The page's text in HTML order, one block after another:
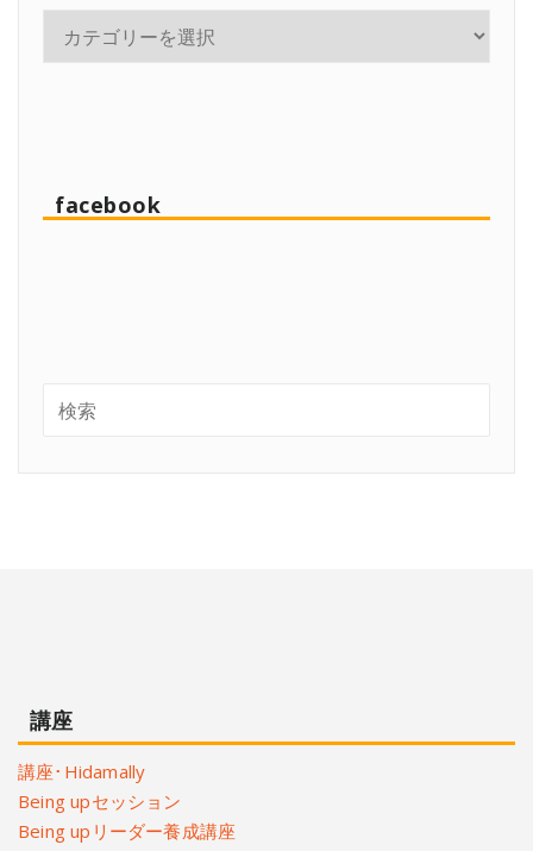
facebook
講座
講座･Hidamally
Being upセッション
Being upリーダー養成講座